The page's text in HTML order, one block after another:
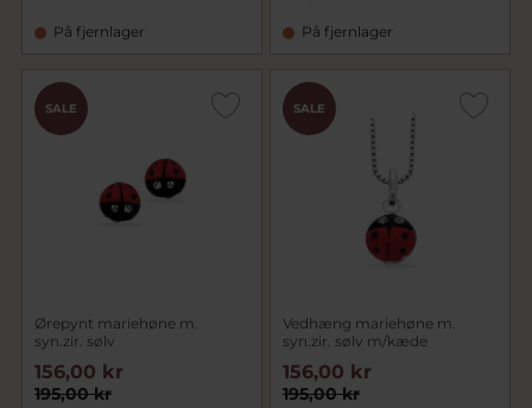
På fjernlager På fjernlager
SALE
Ørepynt mariehøne m.
syn.zir. sølv
195,00 kr
156,00 kr
SALE
Vedhæng mariehøne m.
syn.zir. sølv m/kæde
195,00 kr
156,00 kr